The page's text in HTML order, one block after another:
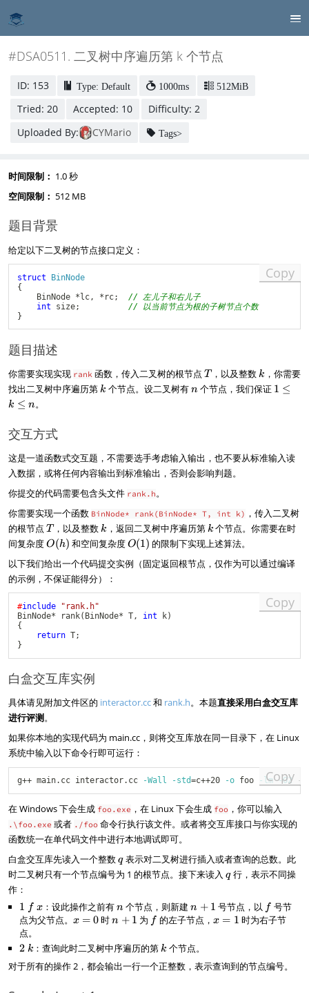
#DSA0511. 二叉树中序遍历第 k 个节点
ID: 153 Type: Default 1000ms 512MiB
Tried: 20 Accepted: 10
Difficulty: 2
Uploaded By:
CYMario Tags>
时间限制： 1.0 秒
空间限制： 512 MB
题目背景
给定以下二叉树的节点接口定义：
struct
BinNode
{
    BinNode
*lc, * rc;
// 左儿子和右儿子
int size;
// 以当前节点为根的子树节点个数
}
Copy
题目描述
你需要实现实现 rank 函数，传入二叉树的根节点T
T ，以及整数k
k ，你需要
找出二叉树中序遍历第k
k 个节点。设二叉树有n
n个节点，我们保证 1
l
1 ≤
k ≤ n。
交互方式
这是一道函数式交互题，不需要选手考虑输入输出，也不要从标准输入读
入数据，或将任何内容输出到标准输出，否则会影响判题。
你提交的代码需要包含头文件 rank.h。
你需要实现一个函数 BinNode* rank(BinNode* T, int k) ，传入二叉树
的根节点T
T ，以及整数k
k ，返回二叉树中序遍历第 k
k 个节点。你需要在时
间复杂度O
h
)
O(h) 和空间复杂度O
1
O(1) 的限制下实现上述算法。
以下我们给出一个代码提交实例（固定返回根节点，仅作为可以通过编译
的示例，不保证能得分）：
#include
"rank.h"
BinNode* rank( BinNode* T, int k)
{
return T;
}
Copy
白盒交互库实例
具体请见附加文件区的 interactor.cc和 rank.h。本题直接采用白盒交互库
进行评测。
如果你本地的实现代码为 main.cc，则将交互库放在同一目录下，在 Linux
系统中输入以下命令行即可运行：
g++ main.cc interactor.cc -Wall -std=c++20 -o foo -lm -O2
Copy
在 Windows 下会生成 foo.exe ，在 Linux 下会生成 foo ，你可以输入
.\foo.exe 或者 ./foo 命令行执行该文件。或者将交互库接口与你实现的
函数统一在单代码文件中进行本地调试即可。
白盒交互库先读入一个整数q
q表示对二叉树进行插入或者查询的总数。此
时二叉树只有一个节点编号为 1 的根节点。接下来读入q
q行，表示不同操
作：
1
~
f
~
1 f x ：设此操作之前有n
n 个节点，则新建n
+
n + 1 号节点，以 ff 号节
点为父节点。 x
0
x = 0时n
1
n + 1 为 ff 的左子节点，x
x = 1 时为右子节
点。
2
~
k
2 k ：查询此时二叉树中序遍历的第k
k 个节点。
对于所有的操作 2，都会输出一行一个正整数，表示查询到的节点编号。